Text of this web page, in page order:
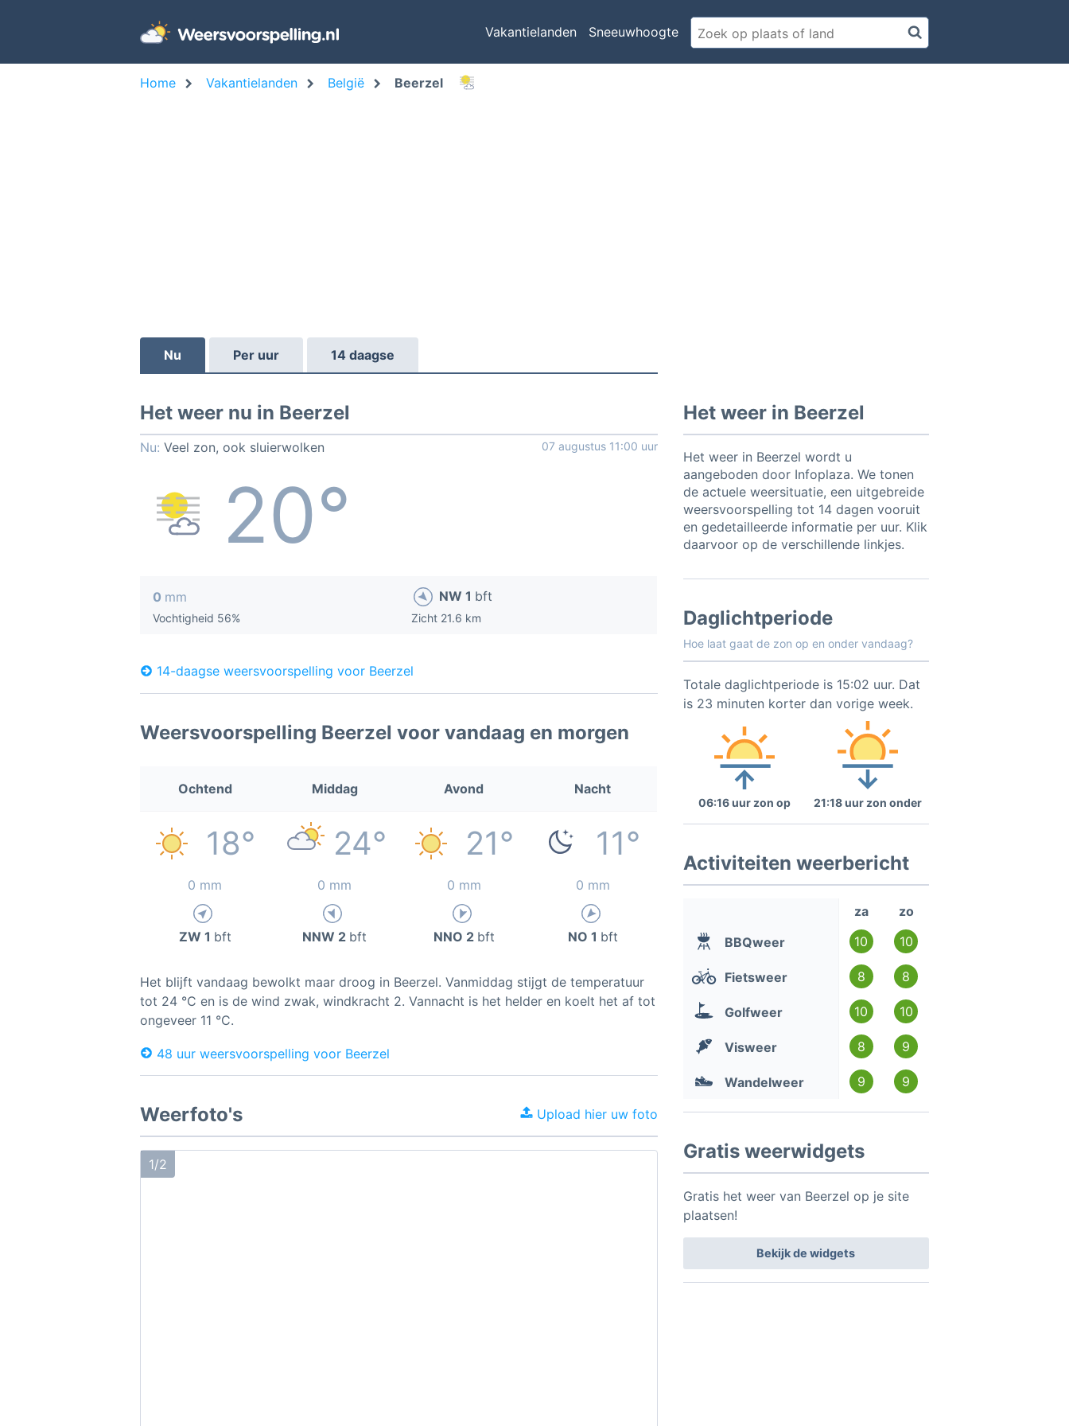
Vakantielanden Sneeuwhoogte
Home Vakantielanden België Beerzel
Nu Per uur 14 daagse
Het weer nu in Beerzel
Nu: Veel zon, ook sluierwolken 07 augustus 11:00 uur
20°
0 mm
Vochtigheid 56%
NW 1 bft
Zicht 21.6 km
14-daagse weersvoorspelling voor Beerzel
Weersvoorspelling Beerzel voor vandaag en morgen
Ochtend Middag Avond Nacht
18° 24° 21° 11°
0 mm 0 mm 0 mm 0 mm
ZW 1 bft NNW 2 bft NNO 2 bft NO 1 bft
Het blijft vandaag bewolkt maar droog in Beerzel. Vanmiddag stijgt de temperatuur
tot 24 °C en is de wind zwak, windkracht 2. Vannacht is het helder en koelt het af tot
ongeveer 11 °C.
48 uur weersvoorspelling voor Beerzel
Weerfoto's Upload hier uw foto
1/2
Het weer in Beerzel
Het weer in Beerzel wordt u
aangeboden door Infoplaza. We tonen
de actuele weersituatie, een uitgebreide
weersvoorspelling tot 14 dagen vooruit
en gedetailleerde informatie per uur. Klik
daarvoor op de verschillende linkjes.
Daglichtperiode
Hoe laat gaat de zon op en onder vandaag?
Totale daglichtperiode is 15:02 uur. Dat
is 23 minuten korter dan vorige week.
06:16 uur zon op 21:18 uur zon onder
Activiteiten weerbericht
za
zo
BBQweer
10 10
Fietsweer 8 8
Golfweer 10 10
Visweer 8 9
Wandelweer 9 9
Gratis weerwidgets
Gratis het weer van Beerzel op je site
plaatsen!
Bekijk de widgets